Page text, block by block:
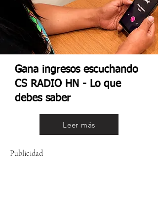
Gana ingresos escuchando
CS RADIO HN - Lo que
debes saber
Leer más
Publicidad